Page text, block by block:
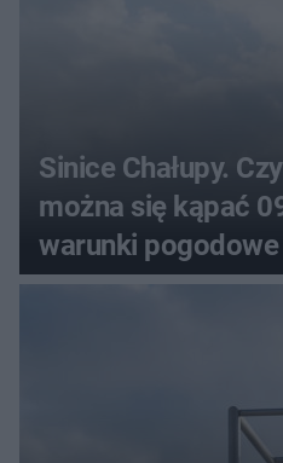
Sinice Chałupy.
można się kąpać
warunki pogodowe